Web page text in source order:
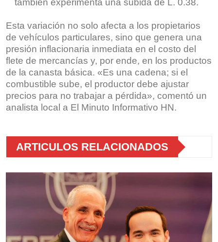
también experimenta una subida de L. 0.38.
Esta variación no solo afecta a los propietarios
de vehículos particulares, sino que genera una
presión inflacionaria inmediata en el costo del
flete de mercancías y, por ende, en los productos
de la canasta básica. «Es una cadena; si el
combustible sube, el productor debe ajustar
precios para no trabajar a pérdida», comentó un
analista local a El Minuto Informativo HN.
ARTICULOS RELACIONADOS